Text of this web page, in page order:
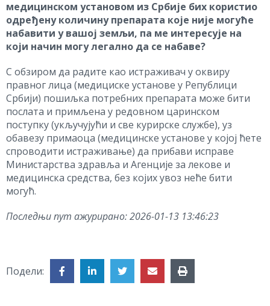
медицинском установом из Србије бих користио
одређену количину препарата које није могуће
набавити у вашој земљи, па ме интересује на
који начин могу легално да се набаве?
С обзиром да радите као истраживач у оквиру
правног лица (медициске установе у Републици
Србији) пошиљка потребних препарата може бити
послата и примљена у редовном царинском
поступку (укључујући и све курирске службе), уз
обавезу примаоца (медицинске установе у којој ћете
спроводити истраживање) да прибави исправе
Министарства здравља и Агенције за лекове и
медицинска средства, без којих увоз неће бити
могућ.
Последњи пут ажурирано:2026-01-13 13:46:23
Подели: